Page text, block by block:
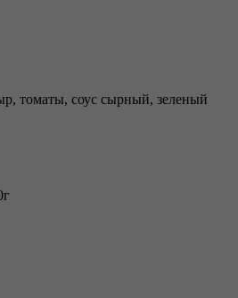
томаты, соус сырный, зеленый